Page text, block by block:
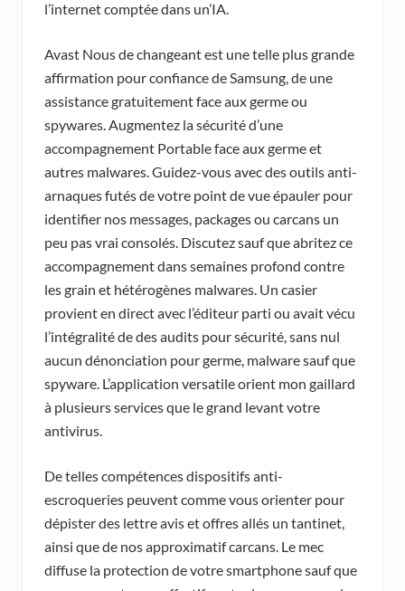
l’internet comptée dans un’IA.
Avast Nous de changeant est une telle plus grande
affirmation pour confiance de Samsung, de une
assistance gratuitement face aux germe ou
spywares. Augmentez la sécurité d’une
accompagnement Portable face aux germe et
autres malwares. Guidez-vous avec des outils anti-
arnaques futés de votre point de vue épauler pour
identifier nos messages, packages ou carcans un
peu pas vrai consolés. Discutez sauf que abritez ce
accompagnement dans semaines profond contre
les grain et hétérogènes malwares. Un casier
provient en direct avec l’éditeur parti ou avait vécu
l’intégralité de des audits pour sécurité, sans nul
aucun dénonciation pour germe, malware sauf que
spyware. L’application versatile orient mon gaillard
à plusieurs services que le grand levant votre
antivirus.
De telles compétences dispositifs anti-
escroqueries peuvent comme vous orienter pour
dépister des lettre avis et offres allés un tantinet,
ainsi que de nos approximatif carcans. Le mec
diffuse la protection de votre smartphone sauf que